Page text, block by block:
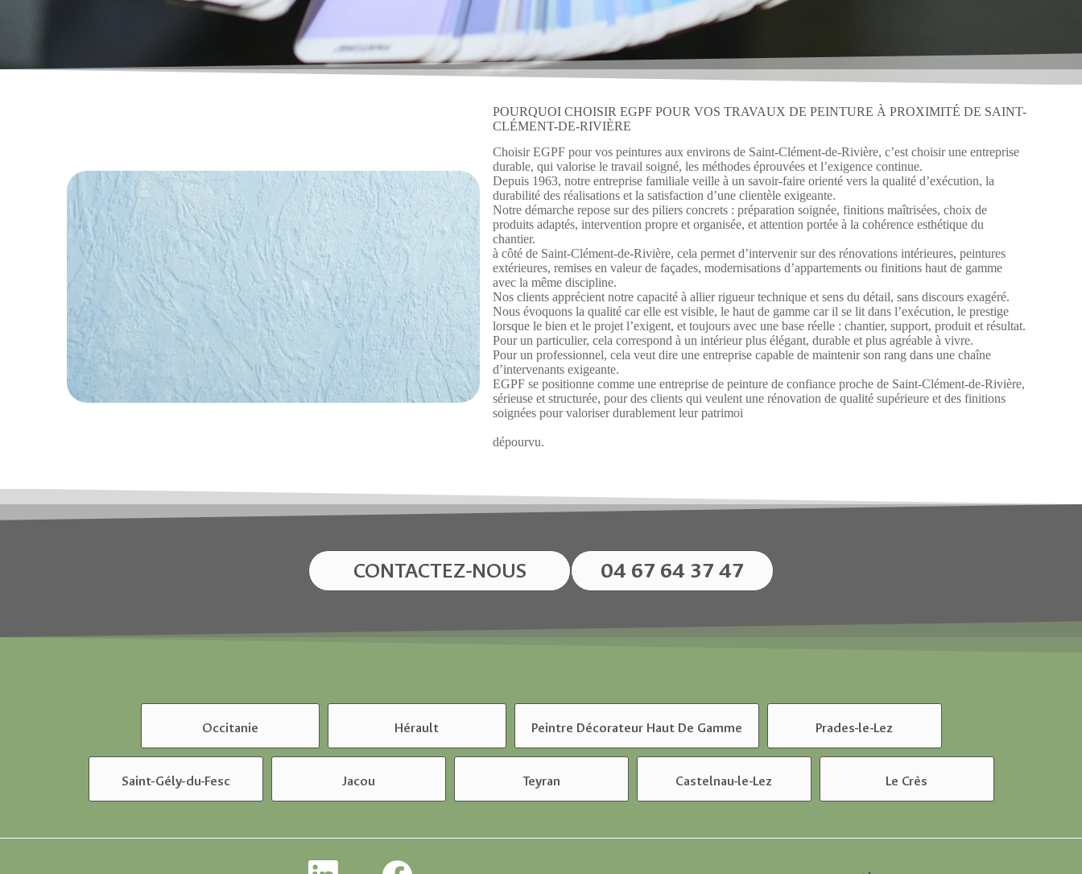
POURQUOI CHOISIR EGPF POUR VOS TRAVAUX DE PEINTURE À PROXIMITÉ DE SAINT-
CLÉMENT-DE-RIVIÈRE
Choisir EGPF pour vos peintures aux environs de Saint-Clément-de-Rivière, c’est choisir une entreprise
durable, qui valorise le travail soigné, les méthodes éprouvées et l’exigence continue.
Depuis 1963, notre entreprise familiale veille à un savoir-faire orienté vers la qualité d’exécution, la
durabilité des réalisations et la satisfaction d’une clientèle exigeante.
Notre démarche repose sur des piliers concrets : préparation soignée, finitions maîtrisées, choix de
produits adaptés, intervention propre et organisée, et attention portée à la cohérence esthétique du
chantier.
à côté de Saint-Clément-de-Rivière, cela permet d’intervenir sur des rénovations intérieures, peintures
extérieures, remises en valeur de façades, modernisations d’appartements ou finitions haut de gamme
avec la même discipline.
Nos clients apprécient notre capacité à allier rigueur technique et sens du détail, sans discours exagéré.
Nous évoquons la qualité car elle est visible, le haut de gamme car il se lit dans l’exécution, le prestige
lorsque le bien et le projet l’exigent, et toujours avec une base réelle : chantier, support, produit et résultat.
Pour un particulier, cela correspond à un intérieur plus élégant, durable et plus agréable à vivre.
Pour un professionnel, cela veut dire une entreprise capable de maintenir son rang dans une chaîne
d’intervenants exigeante.
EGPF se positionne comme une entreprise de peinture de confiance proche de Saint-Clément-de-Rivière,
sérieuse et structurée, pour des clients qui veulent une rénovation de qualité supérieure et des finitions
soignées pour valoriser durablement leur patrimoi
dépourvu.
CONTACTEZ-NOUS 04 67 64 37 47
Occitanie Hérault Peintre Décorateur Haut De Gamme Prades-le-Lez
Saint-Gély-du-Fesc Jacou Teyran Castelnau-le-Lez Le Crès